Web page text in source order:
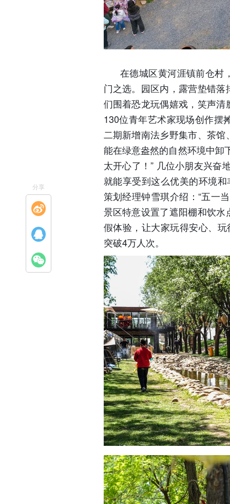
在德城区黄河涯镇前仓村
门之选。园区内，露营垫错
们围着恐龙玩偶嬉戏，笑声
130位青年艺术家现场创作摆
二期新增南法乡野集市、茶
能在绿意盎然的自然环境中卸
太开心了！” 几位小朋友兴奋
就能享受到这么优美的环境
策划经理钟雪琪介绍：“五一
景区特意设置了遮阳棚和饮
假体验，让大家玩得安心、
突破4万人次。
分享